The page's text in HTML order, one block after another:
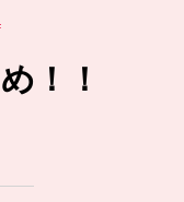
！！